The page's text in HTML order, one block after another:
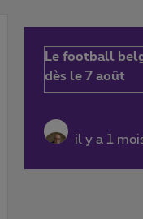
Le football
dès le 7 août
il y a 1